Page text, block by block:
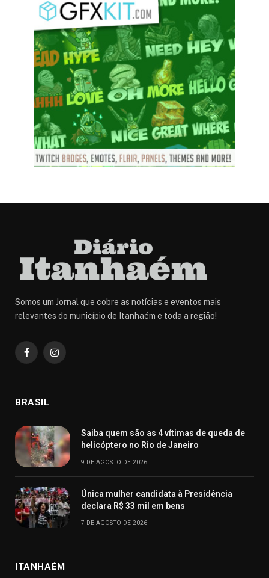
Somos um Jornal que cobre as notícias e eventos mais
relevantes do município de Itanhaém e toda a região!
FacebookInstagram
BRASIL
Saiba quem são as 4 vítimas de queda de
helicóptero no Rio de Janeiro
9 DE AGOSTO DE 2026
Única mulher candidata à Presidência
declara R$ 33 mil em bens
7 DE AGOSTO DE 2026
ITANHAÉM